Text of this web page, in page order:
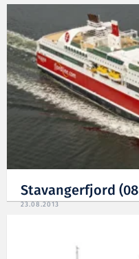
Stavangerfjord
23.08.2013